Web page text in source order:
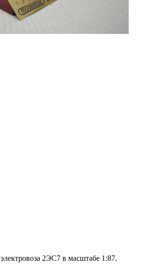
электровоза 2ЭС7 в масштабе 1:87.